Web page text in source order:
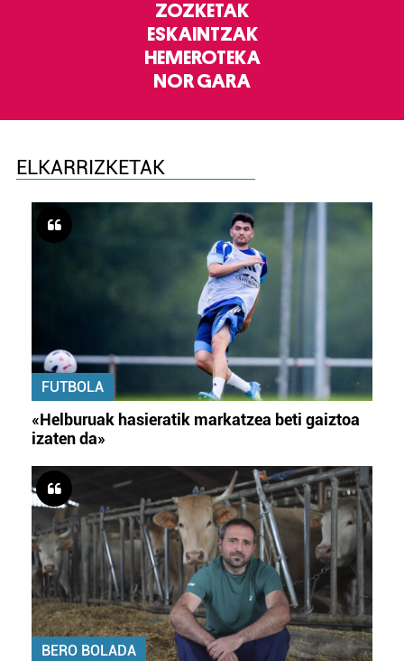
ZOZKETAK
ESKAINTZAK
HEMEROTEKA
NOR GARA
ELKARRIZKETAK
FUTBOLA
«Helburuak hasieratik markatzea beti gaiztoa
izaten da»
BERO BOLADA